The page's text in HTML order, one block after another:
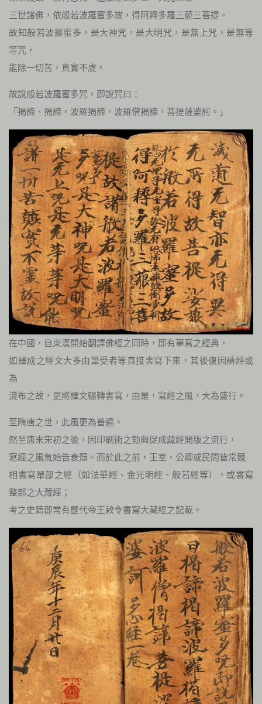
三世諸佛，依般若波羅蜜多故，得阿耨多羅三藐三菩提。
故知般若波羅蜜多，是大神咒，是大明咒，是無上咒，是無等
等咒，
能除一切苦，真實不虛。
故說般若波羅蜜多咒，即說咒曰：
「揭諦、揭諦，波羅揭諦，波羅僧揭諦，菩提薩婆訶。」
在中國，自東漢開始翻譯佛經之同時，即有筆寫之經典，
如譯成之經文大多由筆受者等直接書寫下來，其後復因請經或
為
流布之故，更將譯文輾轉書寫，由是，寫經之風，大為盛行。
至隋唐之世，此風更為普遍。
然至唐末宋初之後，因印刷術之勃興促成藏經開版之流行，
寫經之風氣始告衰頹。而於此之前，王室、公卿或民間皆常競
相書寫單部之經（如法華經、金光明經、般若經等），或書寫
整部之大藏經；
考之史籍即常有歷代帝王敕令書寫大藏經之記載。